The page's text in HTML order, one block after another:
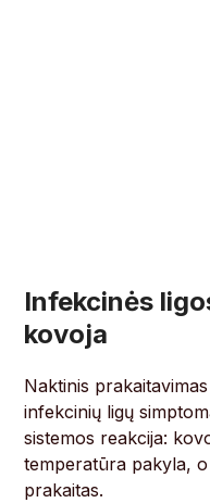
Infekcinės
kovoja
Naktinis
infekcinių ligų
sistemos reakcija:
temperatūra pakyla,
prakaitas.